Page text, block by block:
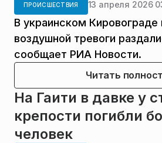
ПРОИСШЕСТВИЯ 13 апреля 2026
В украинском Кировограде
воздушной тревоги
сообщает РИА Новости.
Читать
На Гаити в давке у
крепости погибли
человек